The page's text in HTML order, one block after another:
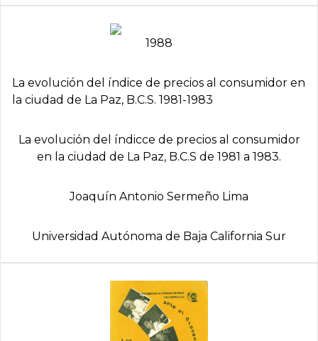
1988
La evolución del índice de precios al consumidor en
la ciudad de La Paz, B.C.S. 1981-1983
La evolución del índicce de precios al consumidor
en la ciudad de La Paz, B.C.S de 1981 a 1983.
Joaquí­n Antonio Sermeño Lima
Universidad Autónoma de Baja California Sur